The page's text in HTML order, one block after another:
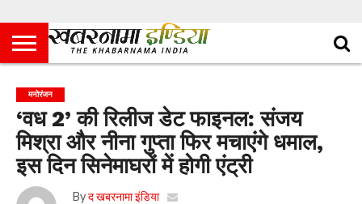
मनोरंजन
‘वध 2’ की रिलीज डेट फाइनल: संजय
मिश्रा और नीना गुप्ता फिर मचाएंगे धमाल,
इस दिन सिनेमाघरों में होगी एंट्री
By द खबरनामा इंडिया